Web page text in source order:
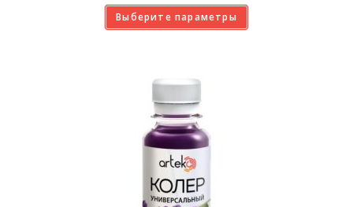
Выберите параметры